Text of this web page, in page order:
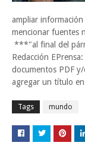
ampliar
mencionar fuentes
***"al final del
Redacción
documentos PDF
agregar un título
Tags mundo